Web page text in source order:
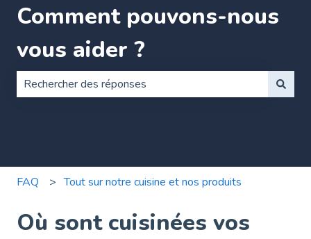
Comment pouvons-nous
vous aider ?
FAQ Tout sur notre cuisine et nos produits
Où sont cuisinées vos